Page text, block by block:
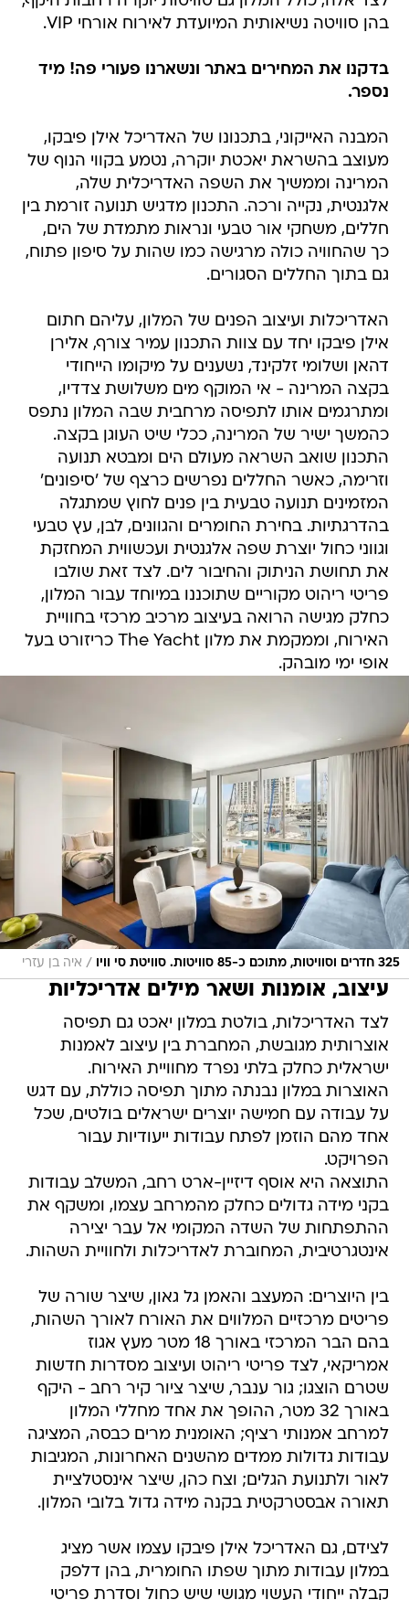
בהן סוויטה נשיאותית המיועדת לאירוח אורחי VIP.
בדקנו את המחירים באתר ונשארנו פעורי פה! מיד
נספר.
המבנה האייקוני, בתכנונו של האדריכל אילן פיבקו,
מעוצב בהשראת יאכטת יוקרה, נטמע בקווי הנוף של
המרינה וממשיך את השפה האדריכלית שלה,
אלגנטית, נקייה ורכה. התכנון מדגיש תנועה זורמת בין
חללים, משחקי אור טבעי ונראות מתמדת של הים,
כך שהחוויה כולה מרגישה כמו שהות על סיפון פתוח,
גם בתוך החללים הסגורים.
האדריכלות ועיצוב הפנים של המלון, עליהם חתום
אילן פיבקו יחד עם צוות התכנון עמיר צורף, אלירן
דהאן ושלומי זלקינד, נשענים על מיקומו הייחודי
בקצה המרינה - אי המוקף מים משלושת צדדיו,
ומתרגמים אותו לתפיסה מרחבית שבה המלון נתפס
כהמשך ישיר של המרינה, ככלי שיט העוגן בקצה.
התכנון שואב השראה מעולם הים ומבטא תנועה
וזרימה, כאשר החללים נפרשים כרצף של 'סיפונים'
המזמינים תנועה טבעית בין פנים לחוץ שמתגלה
בהדרגתיות. בחירת החומרים והגוונים, לבן, עץ טבעי
וגווני כחול יוצרת שפה אלגנטית ועכשווית המחזקת
את תחושת הניתוק והחיבור לים. לצד זאת שולבו
פריטי ריהוט מקוריים שתוכננו במיוחד עבור המלון,
כחלק מגישה הרואה בעיצוב מרכיב מרכזי בחוויית
האירוח, וממקמת את מלון The Yacht כריזורט בעל
אופי ימי מובהק.
325 חדרים וסוויטות, מתוכם כ-85 סוויטות. סוויטת סי וויו / איה בן עזרי
עיצוב, אומנות ושאר מילים אדריכליות
לצד האדריכלות, בולטת במלון יאכט גם תפיסה
אוצרותית מגובשת, המחברת בין עיצוב לאמנות
ישראלית כחלק בלתי נפרד מחוויית האירוח.
האוצרות במלון נבנתה מתוך תפיסה כוללת, עם דגש
על עבודה עם חמישה יוצרים ישראלים בולטים, שכל
אחד מהם הוזמן לפתח עבודות ייעודיות עבור
הפרויקט.
התוצאה היא אוסף דיזיין-ארט רחב, המשלב עבודות
בקני מידה גדולים כחלק מהמרחב עצמו, ומשקף את
ההתפתחות של השדה המקומי אל עבר יצירה
אינטגרטיבית, המחוברת לאדריכלות ולחוויית השהות.
בין היוצרים: המעצב והאמן גל גאון, שיצר שורה של
פריטים מרכזיים המלווים את האורח לאורך השהות,
בהם הבר המרכזי באורך 18 מטר מעץ אגוז
אמריקאי, לצד פריטי ריהוט ועיצוב מסדרות חדשות
שטרם הוצגו; גור ענבר, שיצר ציור קיר רחב - היקף
באורך 32 מטר, ההופך את אחד מחללי המלון
למרחב אמנותי רציף; האומנית מרים כבסה, המציגה
עבודות גדולות ממדים מהשנים האחרונות, המגיבות
לאור ולתנועת הגלים; וצח כהן, שיצר אינסטלציית
תאורה אבסטרקטית בקנה מידה גדול בלובי המלון.
לצידם, גם האדריכל אילן פיבקו עצמו אשר מציג
במלון עבודות מתוך שפתו החומרית, בהן דלפק
קבלה ייחודי העשוי מגושי שיש כחול וסדרת פריטי